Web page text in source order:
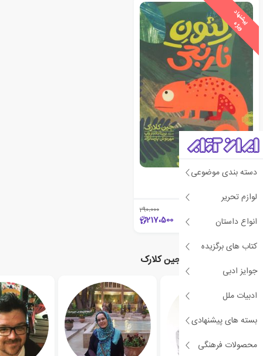
دسته بندی موضوعی
لوازم تحریر
انواع داستان
کتاب های برگزیده
جوایز ادبی
ادبیات ملل
بسته های پیشنهادی
محصولات فرهنگی
پ
ی
ش
ن
ه
ا
د
و
ی
ژ
ه
لئون نارنجی
290،000
217،500
نویسندگان مرتبط با جین کلارک